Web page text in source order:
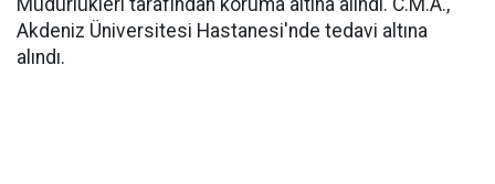
Müdürlükleri tarafından koruma altına alındı. C.M.A.,
Akdeniz Üniversitesi Hastanesi'nde tedavi altına
alındı.